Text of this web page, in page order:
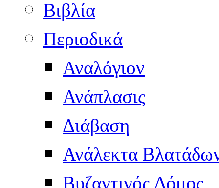
Βιβλία
Περιοδικά
Αναλόγιον
Ανάπλασις
Διάβαση
Ανάλεκτα